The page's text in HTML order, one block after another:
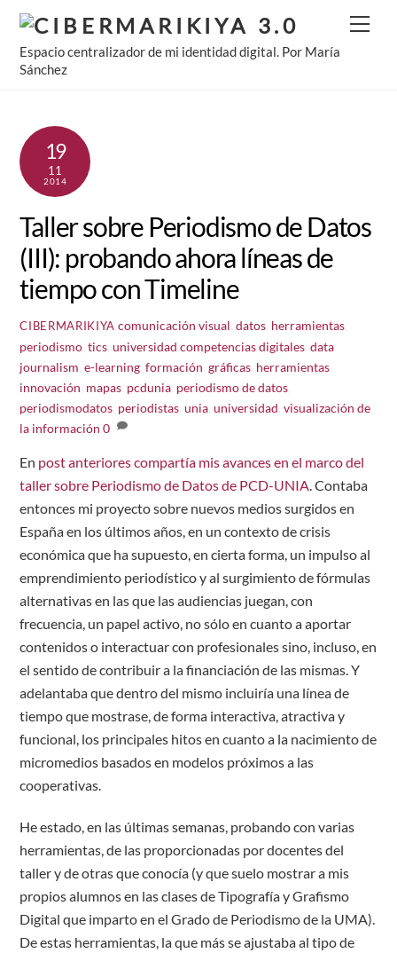
Skip
content
Espacio centralizador de mi identidad digital. Por María
Sánchez
19
11
2014
Taller sobre Periodismo de Datos
(III): probando ahora líneas de
tiempo con Timeline
CIBERMARIKIYA comunicación visual datos, herramientas,
periodismo ,tics ,universidad competencias digitales ,data
journalism ,e-learning ,formación ,gráficas herramientas
innovación mapas pcdunia periodismo de datos
periodismodatos periodistas ,unia ,universidad ,visualización de
la información 0
En post anteriores compartía mis avances en el marco del
taller sobre Periodismo de Datos de PCD-UNIA. Contaba
entonces mi proyecto sobre nuevos medios surgidos en
España en los últimos años, en un contexto de crisis
económica que ha supuesto, en cierta forma, un impulso al
emprendimiento periodístico y al surgimiento de fórmulas
alternativas en las que las audiencias juegan, con
frecuencia, un papel activo, no sólo en cuanto a aportar
contenidos o interactuar con profesionales sino, incluso, en
el sentido de contribuir a la financiación de las mismas. Y
adelantaba que dentro del mismo incluiría una línea de
tiempo que mostrase, de forma interactiva, atractiva y
funcional, los principales hitos en cuanto a la nacimiento de
micromedios basados en modelos próximos a las
cooperativas.
He estado, en las últimas semanas, probando con varias
herramientas, de las proporcionadas por docentes del
taller y de otras que conocía (y que suelo mostrar a mis
propios alumnos en las clases de Tipografía y Grafismo
Digital que imparto en el Grado de Periodismo de la UMA).
De estas herramientas, la que más se ajustaba al tipo de